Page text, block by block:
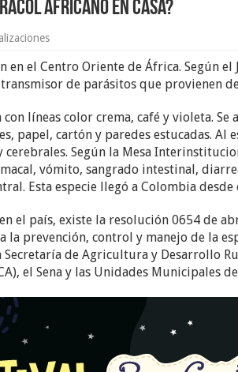
africano en casa?
en el Centro Oriente de África. Según
de parásitos que provienen
con líneas color crema, café y violeta.
papel, cartón y paredes estucadas.
Según la Mesa
vómito, sangrado intestinal,
Esta especie llegó a Colombia
el país, existe la resolución 0654 de
prevención, control y manejo de la
de Agricultura y Desarrollo
el Sena y las Unidades Municipales